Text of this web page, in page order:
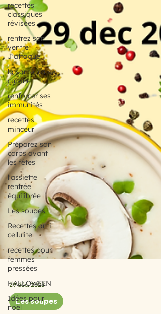
recettes
classiques
révisées
rentrez son
ventre
J'attaque
la santé, ça se
cuisine
renforcer ses
immunités
recettes
minceur
Préparez son
corps avant
les fêtes
l'assiette
rentrée
équilibrée
Les soupes
Recettes anti
cellulite
recettes pour
femmes
pressées
HALLOWEEN
Idées pour
noël
29 déc. 2025